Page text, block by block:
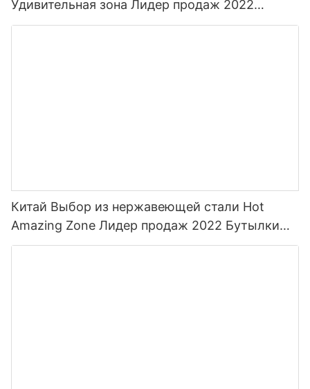
Удивительная зона Лидер продаж 2022
Бутылки для воды для спорта с соломой и
Китай Выбор из нержавеющей стали Hot
Amazing Zone Лидер продаж 2022 Бутылки
для воды для спорта с соломой и